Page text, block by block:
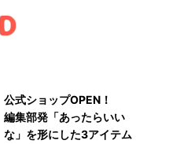
公式ショップOPEN！
編集部発「あったらいい
な」を形にした3アイテム